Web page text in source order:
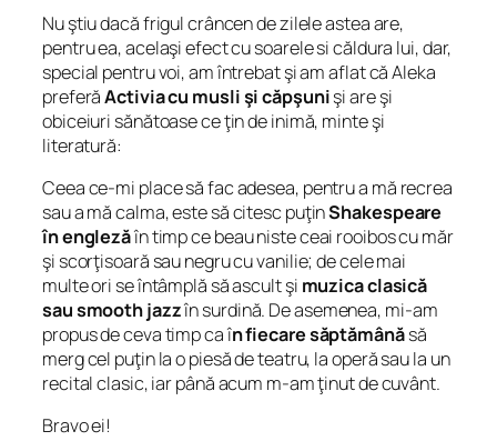
Nu ştiu dacă frigul crâncen de zilele astea are,
pentru ea, acelaşi efect cu soarele si căldura lui, dar,
special pentru voi, am întrebat şi am aflat că Aleka
preferăActivia cu musli şi căpşunişi are şi
obiceiuri sănătoase ce ţin de inimă, minte şi
literatură:
Ceea ce-mi place să fac adesea, pentru a mă recrea
sau a mă calma, este să citesc puţinShakespeare
în englezăîn timp ce beau niste ceai rooibos cu măr
şi scorţisoară sau negru cu vanilie; de cele mai
multe ori se întâmplă să ascult şi muzica clasică
sau smooth jazzîn surdină. De asemenea, mi-am
propus de ceva timp ca în fiecare săptămânăsă
merg cel puţin la o piesă de teatru, la operă sau la un
recital clasic, iar până acum m-am ţinut de cuvânt.
Bravo ei!